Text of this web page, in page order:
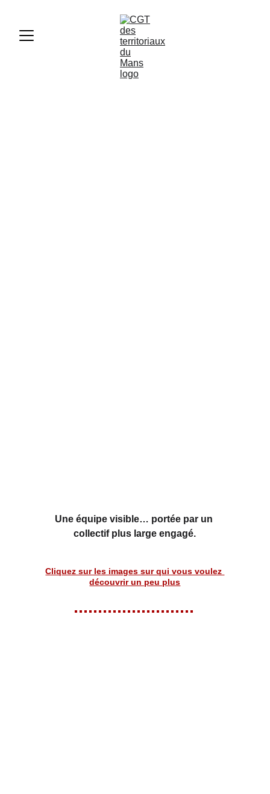
Une équipe visible… portée par un
collectif plus large engagé.
Cliquez sur les images sur qui vous voulez
découvrir un peu plus